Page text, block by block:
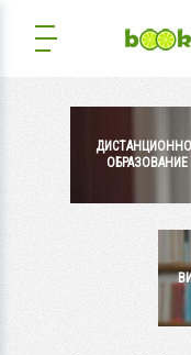
ОБРАЗОВАНИЕ